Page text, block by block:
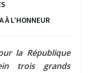
À L’HONNEUR
la République
trois grands